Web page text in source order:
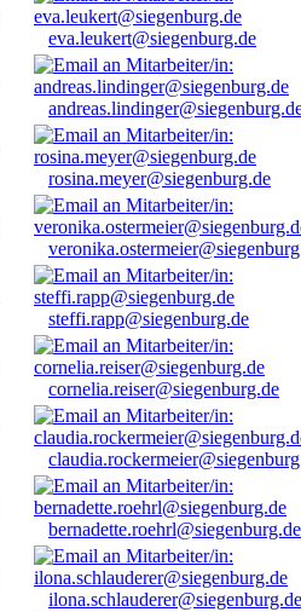
eva.leukert@siegenburg.de
rosina.meyer@siegenburg.de
steffi.rapp@siegenburg.de
cornelia.reiser@siegenburg.de
bernadette.roehrl@siegenburg.de
ilona.schlauderer@siegenburg.de